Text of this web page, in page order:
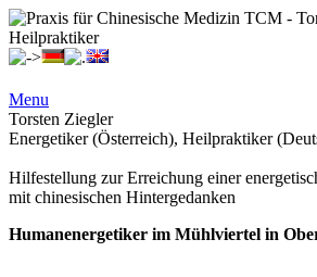
Menu
Torsten Ziegler
Energetiker (Österreich), Heilpraktiker
Hilfestellung zur Erreichung einer
mit chinesischen Hintergedanken
Humanenergetiker im Mühlviertel in